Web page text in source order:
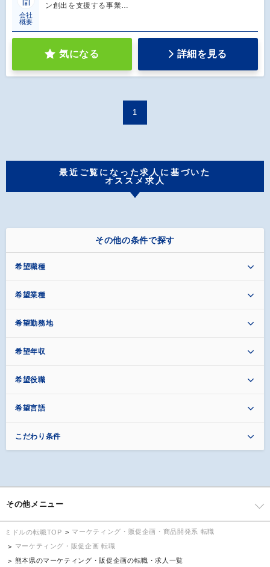
会社
概要
ン創出を支援する事業…
気になる 詳細を見る
1
最近ご覧になった求人に基づいた
オススメ求人
その他の条件で探す
希望職種
希望業種
希望勤務地
希望年収
希望役職
希望言語
こだわり条件
その他メニュー
ミドルの転職TOP
マーケティング・販促企画・商品開発系 転職
マーケティング・販促企画 転職
熊本県のマーケティング・販促企画の転職・求人一覧